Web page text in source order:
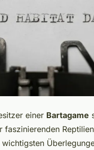
einer Bartagame
faszinierenden